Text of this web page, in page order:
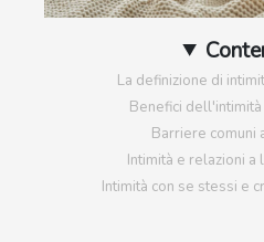
La definizione di
Benefici
Barriere comuni
Intimità e relazioni a
Intimità con se stessi e